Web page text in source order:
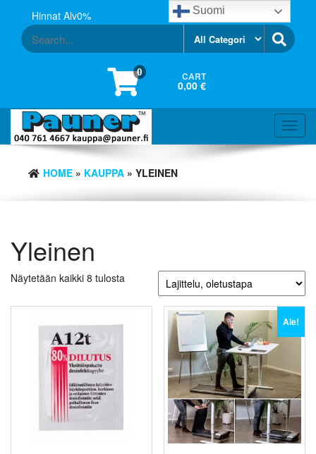
content
Hinnat Alv0%
0 CART
0,00 €
HOME » KAUPPA » YLEINEN
Yleinen
Näytetään kaikki 8 tulosta
Ale!
Suomi